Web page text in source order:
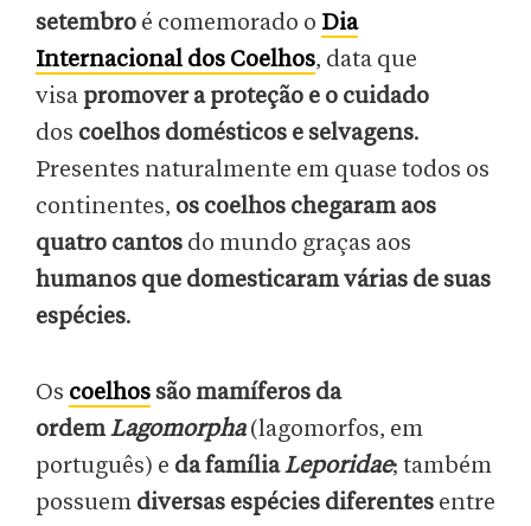
setembro é comemorado o Dia
Internacional dos Coelhos, data que
visa promover a proteção e o cuidado
dos coelhos domésticos e selvagens.
Presentes naturalmente em quase todos os
continentes, os coelhos chegaram aos
quatro cantos do mundo graças aos
humanos que domesticaram várias de suas
espécies.
Os coelhos são mamíferos da
ordemLagomorpha(lagomorfos, em
português) e da famíliaLeporidae; também
possuem diversas espécies diferentes entre